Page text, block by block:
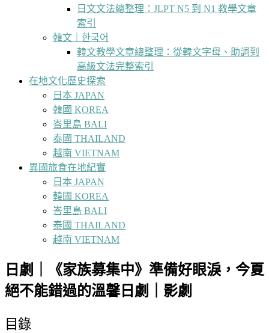
日文文法總整理：JLPT N5 到 N1 教學文章
索引
韓文｜한국어
韓文教學文章總整理：從韓文字母、助詞到
高級文法完整索引
在地文化歷史探索
日本 JAPAN
韓國 KOREA
峇里島 BALI
泰國 THAILAND
越南 VIETNAM
異國旅食在地紀實
日本 JAPAN
韓國 KOREA
峇里島 BALI
泰國 THAILAND
越南 VIETNAM
日劇｜《家族募集中》準備好眼淚，今夏
絕不能錯過的溫馨日劇｜影劇
目錄